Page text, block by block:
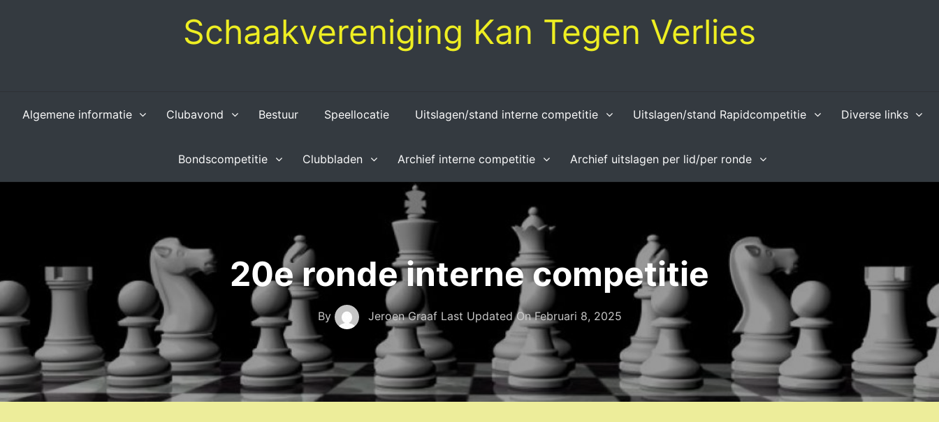
Schaakvereniging Kan Tegen Verlies
Algemene informatie Clubavond Bestuur Speellocatie Uitslagen/stand interne competitie Uitslagen/stand Rapidcompetitie Diverse links
Bondscompetitie Clubbladen Archief interne competitie Archief uitslagen per lid/per ronde
20e ronde interne competitie
By Jeroen Graaf Last Updated OnFebruari 8, 2025